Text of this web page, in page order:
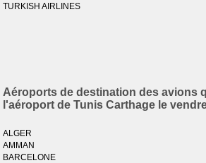
TURKISH AIRLINES
Aéroports de destination des avions
l'aéroport de Tunis Carthage le
ALGER
AMMAN
BARCELONE